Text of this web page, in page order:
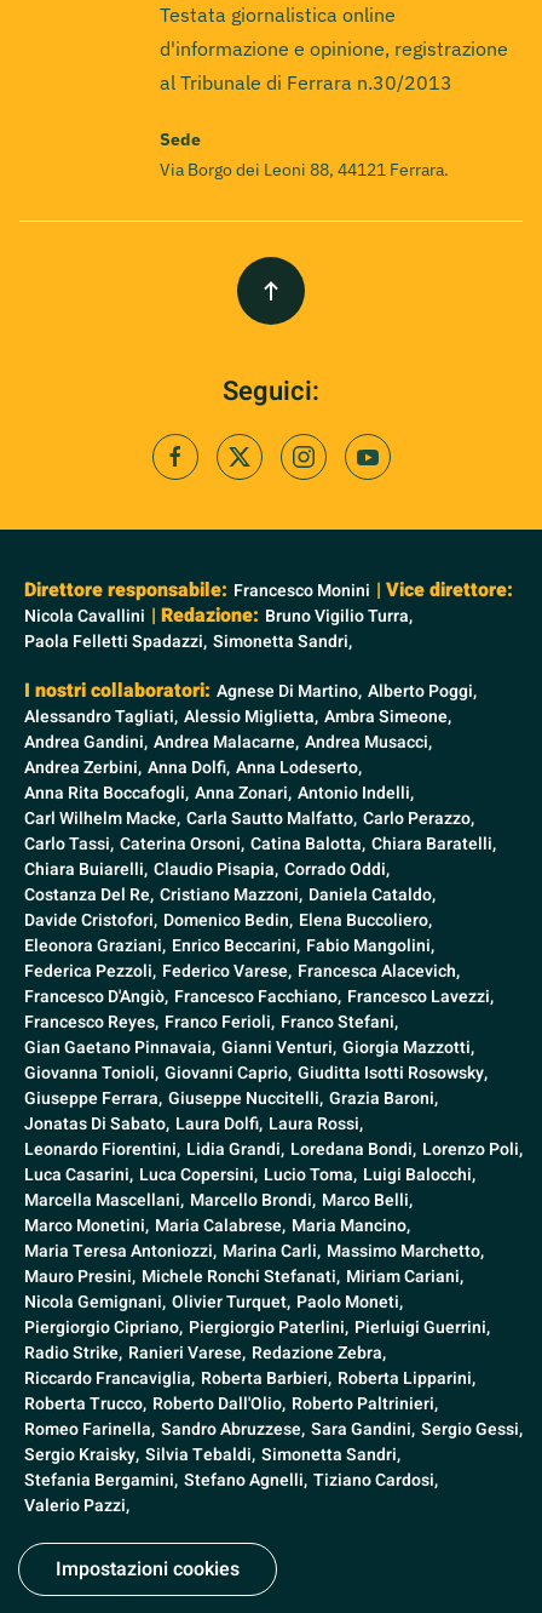
Testata giornalistica online
d'informazione e opinione, registrazione
al Tribunale di Ferrara n.30/2013
Sede
Via Borgo dei Leoni 88, 44121 Ferrara.
Seguici:
Direttore responsabile: Francesco Monini | Vice direttore:
Nicola Cavallini | Redazione: Bruno Vigilio Turra,
Paola Felletti Spadazzi, Simonetta Sandri,
I nostri collaboratori: Agnese Di Martino, Alberto Poggi,
Alessandro Tagliati, Alessio Miglietta, Ambra Simeone,
Andrea Gandini, Andrea Malacarne, Andrea Musacci,
Andrea Zerbini, Anna Dolfi, Anna Lodeserto,
Anna Rita Boccafogli, Anna Zonari, Antonio Indelli,
Carl Wilhelm Macke, Carla Sautto Malfatto, Carlo Perazzo,
Carlo Tassi, Caterina Orsoni, Catina Balotta, Chiara Baratelli,
Chiara Buiarelli, Claudio Pisapia, Corrado Oddi,
Costanza Del Re, Cristiano Mazzoni, Daniela Cataldo,
Davide Cristofori, Domenico Bedin, Elena Buccoliero,
Eleonora Graziani, Enrico Beccarini, Fabio Mangolini,
Federica Pezzoli, Federico Varese, Francesca Alacevich,
Francesco D'Angiò, Francesco Facchiano, Francesco Lavezzi,
Francesco Reyes, Franco Ferioli, Franco Stefani,
Gian Gaetano Pinnavaia, Gianni Venturi, Giorgia Mazzotti,
Giovanna Tonioli, Giovanni Caprio, Giuditta Isotti Rosowsky,
Giuseppe Ferrara, Giuseppe Nuccitelli, Grazia Baroni,
Jonatas Di Sabato, Laura Dolfi, Laura Rossi,
Leonardo Fiorentini, Lidia Grandi, Loredana Bondi, Lorenzo Poli,
Luca Casarini, Luca Copersini, Lucio Toma, Luigi Balocchi,
Marcella Mascellani, Marcello Brondi, Marco Belli,
Marco Monetini, Maria Calabrese, Maria Mancino,
Maria Teresa Antoniozzi, Marina Carli, Massimo Marchetto,
Mauro Presini, Michele Ronchi Stefanati, Miriam Cariani,
Nicola Gemignani, Olivier Turquet, Paolo Moneti,
Piergiorgio Cipriano, Piergiorgio Paterlini, Pierluigi Guerrini,
Radio Strike, Ranieri Varese, Redazione Zebra,
Riccardo Francaviglia, Roberta Barbieri, Roberta Lipparini,
Roberta Trucco, Roberto Dall'Olio, Roberto Paltrinieri,
Romeo Farinella, Sandro Abruzzese, Sara Gandini, Sergio Gessi,
Sergio Kraisky, Silvia Tebaldi, Simonetta Sandri,
Stefania Bergamini, Stefano Agnelli, Tiziano Cardosi,
Valerio Pazzi,
Impostazioni cookies